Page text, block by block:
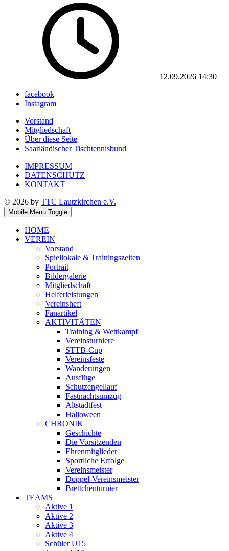
12.09.2026 14:30
facebook
Instagram
Vorstand
Mitgliedschaft
Über diese Seite
Saarländischer Tischtennisbund
IMPRESSUM
DATENSCHUTZ
KONTAKT
© 2026 by TTC Lautzkirchen e.V.
Mobile Menu Toggle
HOME
VEREIN
Vorstand
Spiellokale & Trainingszeiten
Portrait
Bildergalerie
Mitgliedschaft
Helferleistungen
Vereinsheft
Fanartikel
AKTIVITÄTEN
Training & Wettkampf
Vereinsturniere
STTB-Cup
Vereinsfeste
Wanderungen
Ausflüge
Schutzengellauf
Fastnachtsumzug
Altstadtfest
Halloween
CHRONIK
Geschichte
Die Vorsitzenden
Ehrenmitglieder
Sportliche Erfolge
Vereinsmeister
Doppel-Vereinsmeister
Brettchenturnier
TEAMS
Aktive 1
Aktive 2
Aktive 3
Aktive 4
Schüler U15